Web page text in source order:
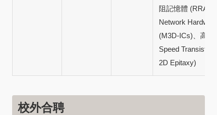
阻記憶體
Network
(M3D-ICs)、高速
Speed
2D Epitaxy)
校外合聘